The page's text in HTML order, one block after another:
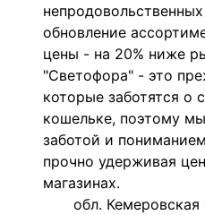
обновление
цены - на 20% ниже
"Светофора" - это
которые заботятся о
кошельке, поэтому
заботой и
прочно удерживая
магазинах.
обл. Кемеровская